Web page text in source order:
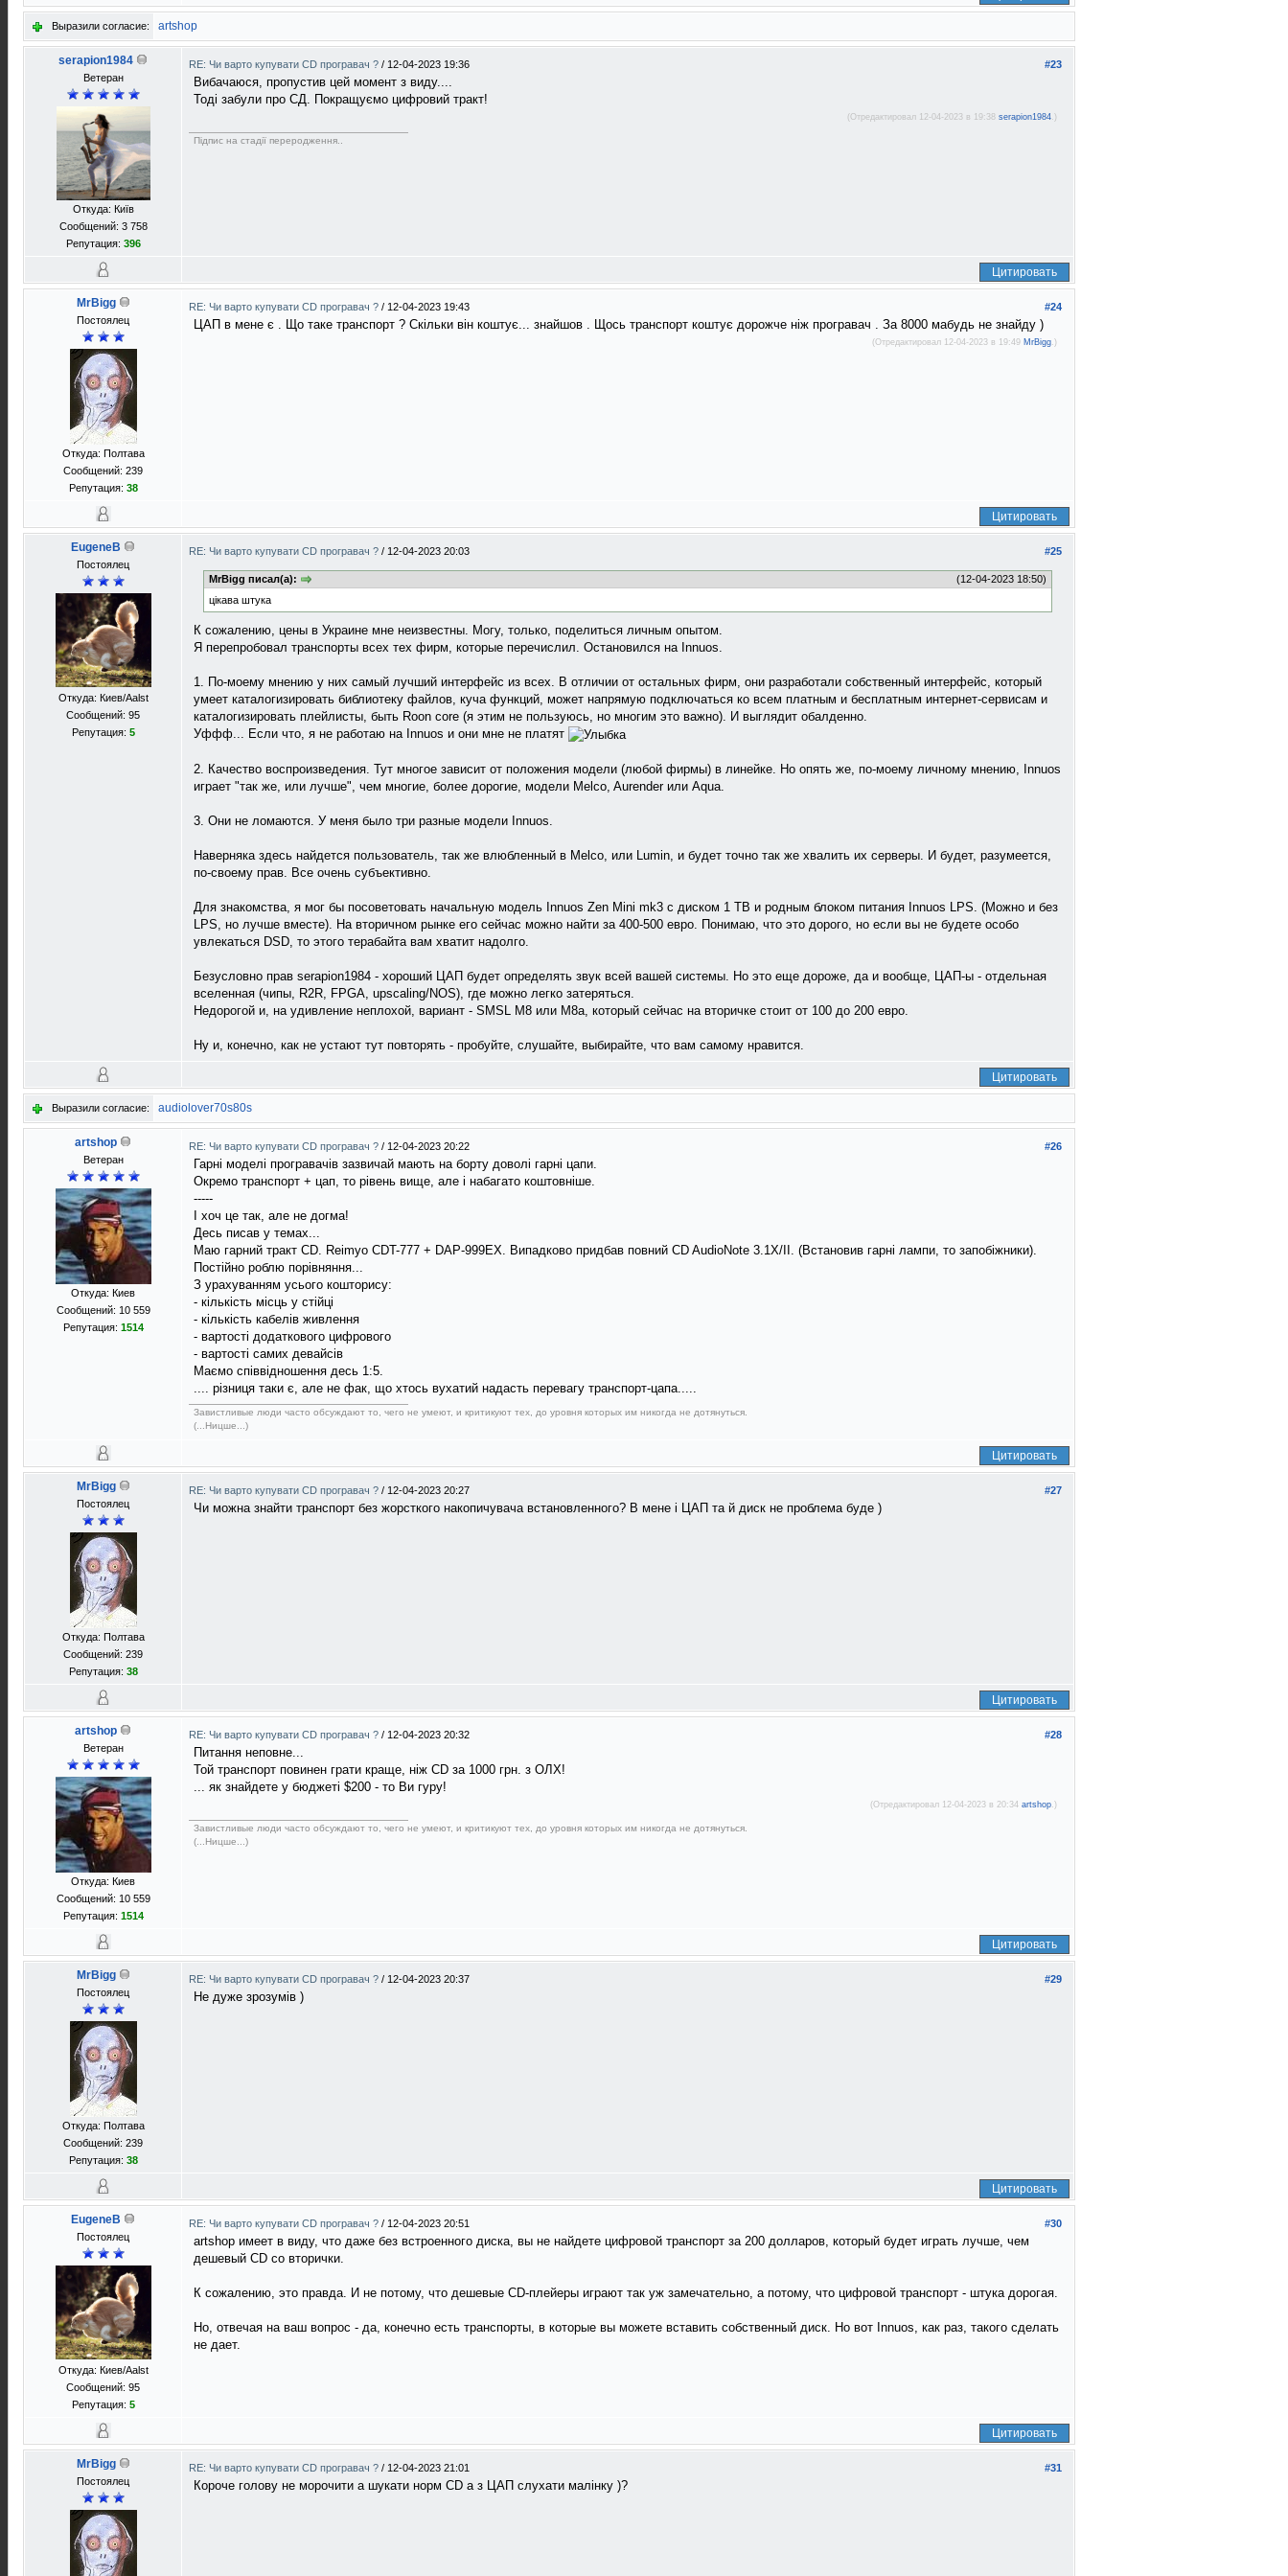
Выразили согласие: artshop
serapion1984
Ветеран
Откуда: Київ
Сообщений: 3 758
Репутация: 396
#23
RE: Чи варто купувати CD програвач ? / 12-04-2023 19:36
Вибачаюся, пропустив цей момент з виду....
Тоді забули про СД. Покращуємо цифровий тракт!
(Отредактировал 12-04-2023 в 19:38 serapion1984.)
Підпис на стадії переродження..
Цитировать
MrBigg
Постоялец
Откуда: Полтава
Сообщений: 239
Репутация: 38
#24
RE: Чи варто купувати CD програвач ? / 12-04-2023 19:43
ЦАП в мене є . Що таке транспорт ? Скільки він коштує... знайшов . Щось транспорт коштує дорожче ніж програвач . За 8000 мабудь не знайду )
(Отредактировал 12-04-2023 в 19:49 MrBigg.)
Цитировать
EugeneB
Постоялец
Откуда: Киев/Aalst
Сообщений: 95
Репутация: 5
#25
RE: Чи варто купувати CD програвач ? / 12-04-2023 20:03
(12-04-2023 18:50)
MrBigg писал(а):
цікава штука
К сожалению, цены в Украине мне неизвестны. Могу, только, поделиться личным опытом.
Я перепробовал транспорты всех тех фирм, которые перечислил. Остановился на Innuos.
1. По-моему мнению у них самый лучший интерфейс из всех. В отличии от остальных фирм, они разработали собственный интерфейс, который
умеет каталогизировать библиотеку файлов, куча функций, может напрямую подключаться ко всем платным и бесплатным интернет-сервисам и
каталогизировать плейлисты, быть Roon core (я этим не пользуюсь, но многим это важно). И выглядит обалденно.
Уффф... Если что, я не работаю на Innuos и они мне не платят
2. Качество воспроизведения. Тут многое зависит от положения модели (любой фирмы) в линейке. Но опять же, по-моему личному мнению, Innuos
играет "так же, или лучше", чем многие, более дорогие, модели Melco, Aurender или Aqua.
3. Они не ломаются. У меня было три разные модели Innuos.
Наверняка здесь найдется пользователь, так же влюбленный в Melco, или Lumin, и будет точно так же хвалить их серверы. И будет, разумеется,
по-своему прав. Все очень субъективно.
Для знакомства, я мог бы посоветовать начальную модель Innuos Zen Mini mk3 с диском 1 TB и родным блоком питания Innuos LPS. (Можно и без
LPS, но лучше вместе). На вторичном рынке его сейчас можно найти за 400-500 евро. Понимаю, что это дорого, но если вы не будете особо
увлекаться DSD, то этого терабайта вам хватит надолго.
Безусловно прав serapion1984 - хороший ЦАП будет определять звук всей вашей системы. Но это еще дороже, да и вообще, ЦАП-ы - отдельная
вселенная (чипы, R2R, FPGA, upscaling/NOS), где можно легко затеряться.
Недорогой и, на удивление неплохой, вариант - SMSL M8 или M8a, который сейчас на вторичке стоит от 100 до 200 евро.
Ну и, конечно, как не устают тут повторять - пробуйте, слушайте, выбирайте, что вам самому нравится.
Цитировать
Выразили согласие: audiolover70s80s
artshop
Ветеран
Откуда: Киев
Сообщений: 10 559
Репутация: 1514
#26
RE: Чи варто купувати CD програвач ? / 12-04-2023 20:22
Гарні моделі програвачів зазвичай мають на борту доволі гарні цапи.
Окремо транспорт + цап, то рівень вище, але і набагато коштовніше.
-----
І хоч це так, але не догма!
Десь писав у темах...
Маю гарний тракт CD. Reimyo CDT-777 + DAP-999EX. Випадково придбав повний CD AudioNote 3.1X/II. (Встановив гарні лампи, то запобіжники).
Постійно роблю порівняння...
З урахуванням усього кошторису:
- кількість місць у стійці
- кількість кабелів живлення
- вартості додаткового цифрового
- вартості самих девайсів
Маємо співвідношення десь 1:5.
.... різниця таки є, але не фак, що хтось вухатий надасть перевагу транспорт-цапа.....
Завистливые люди часто обсуждают то, чего не умеют, и критикуют тех, до уровня которых им никогда не дотянуться.
(...Ницше...)
Цитировать
MrBigg
Постоялец
Откуда: Полтава
Сообщений: 239
Репутация: 38
#27
RE: Чи варто купувати CD програвач ? / 12-04-2023 20:27
Чи можна знайти транспорт без жорсткого накопичувача встановленного? В мене і ЦАП та й диск не проблема буде )
Цитировать
artshop
Ветеран
Откуда: Киев
Сообщений: 10 559
Репутация: 1514
#28
RE: Чи варто купувати CD програвач ? / 12-04-2023 20:32
Питання неповне...
Той транспорт повинен грати краще, ніж CD за 1000 грн. з ОЛХ!
... як знайдете у бюджеті $200 - то Ви гуру!
(Отредактировал 12-04-2023 в 20:34 artshop.)
Завистливые люди часто обсуждают то, чего не умеют, и критикуют тех, до уровня которых им никогда не дотянуться.
(...Ницше...)
Цитировать
MrBigg
Постоялец
Откуда: Полтава
Сообщений: 239
Репутация: 38
#29
RE: Чи варто купувати CD програвач ? / 12-04-2023 20:37
Не дуже зрозумів )
Цитировать
EugeneB
Постоялец
Откуда: Киев/Aalst
Сообщений: 95
Репутация: 5
#30
RE: Чи варто купувати CD програвач ? / 12-04-2023 20:51
artshop имеет в виду, что даже без встроенного диска, вы не найдете цифровой транспорт за 200 долларов, который будет играть лучше, чем
дешевый CD со вторички.
К сожалению, это правда. И не потому, что дешевые CD-плейеры играют так уж замечательно, а потому, что цифровой транспорт - штука дорогая.
Но, отвечая на ваш вопрос - да, конечно есть транспорты, в которые вы можете вставить собственный диск. Но вот Innuos, как раз, такого сделать
не дает.
Цитировать
MrBigg
Постоялец
#31
RE: Чи варто купувати CD програвач ? / 12-04-2023 21:01
Короче голову не морочити а шукати норм CD а з ЦАП слухати малінку )?